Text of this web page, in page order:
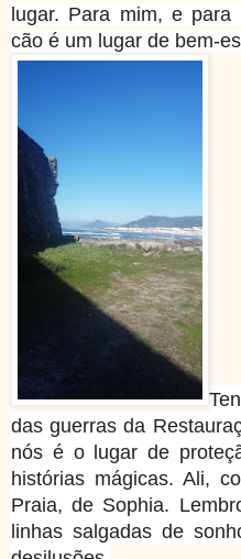
lugar. Para mim, e
cão é um lugar de bem-
das guerras da
nós é o lugar de
histórias mágicas. Ali,
Praia, de Sophia.
linhas salgadas de